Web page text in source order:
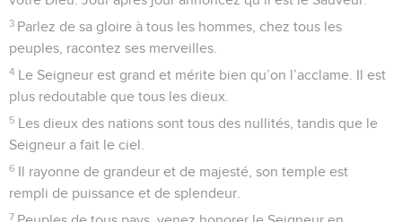
© Société biblique française – Bibli’O, 1997, avec autorisation. Pour vous procurer
une Bible imprimée, rendez-vous sur www.editionsbiblio.fr
Psaumes 95
Seuls les Évangiles sont disponibles en vidéo pour le moment.
Un chant nouveau pour le Seigneur qui vient